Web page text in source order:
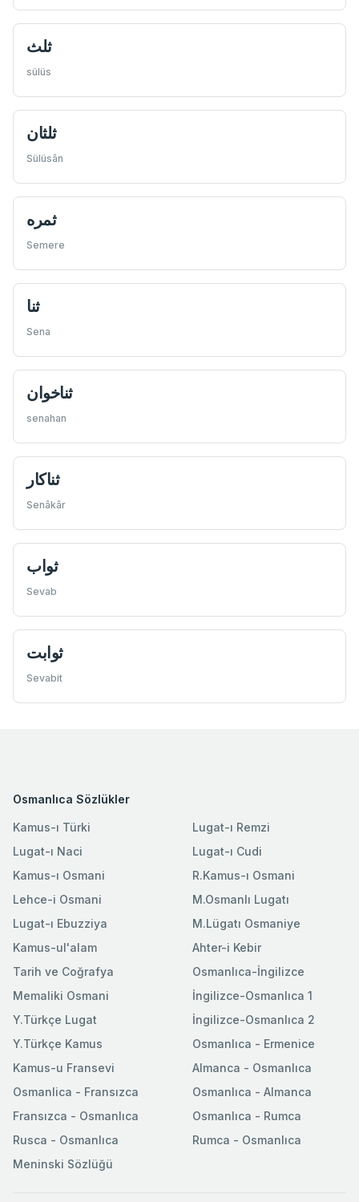
ثلث
sülüs
ثلثان
Sülüsân
ثمره
Semere
ثنا
Sena
ثناخوان
senahan
ثناكار
Senâkâr
ثواب
Sevab
ثوابت
Sevabit
Osmanlıca Sözlükler
Kamus-ı Türki
Lugat-ı Naci
Kamus-ı Osmani
Lehce-i Osmani
Lugat-ı Ebuzziya
Lugat-ı Remzi
Lugat-ı Cudi
R.Kamus-ı Osmani
M.Osmanlı Lugatı
M.Lügatı Osmaniye
Kamus-ul'alam
Tarih ve Coğrafya
Memaliki Osmani
Y.Türkçe Lugat
Y.Türkçe Kamus
Ahter-i Kebir
Osmanlıca-İngilizce
İngilizce-Osmanlıca 1
İngilizce-Osmanlıca 2
Osmanlıca - Ermenice
Kamus-u Fransevi
Osmanlica - Fransızca
Fransızca - Osmanlıca
Rusca - Osmanlıca
Meninski Sözlüğü
Almanca - Osmanlıca
Osmanlıca - Almanca
Osmanlıca - Rumca
Rumca - Osmanlıca